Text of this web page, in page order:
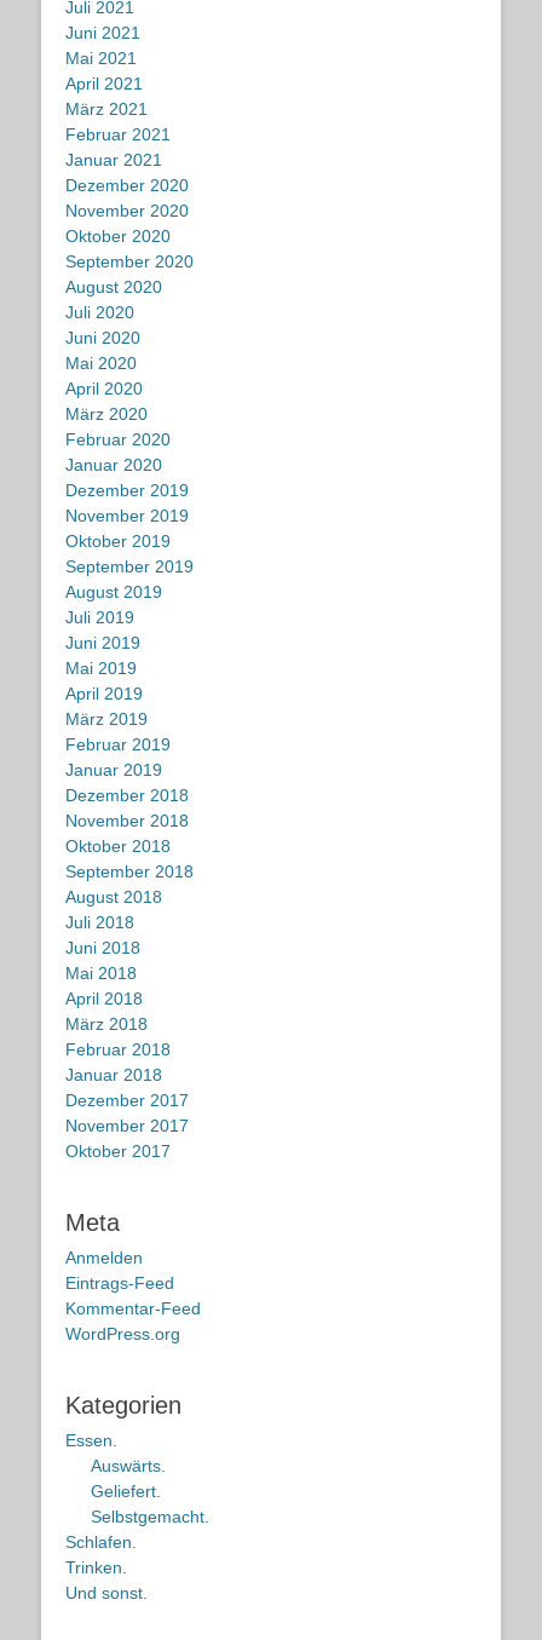
Juli 2021
Juni 2021
Mai 2021
April 2021
März 2021
Februar 2021
Januar 2021
Dezember 2020
November 2020
Oktober 2020
September 2020
August 2020
Juli 2020
Juni 2020
Mai 2020
April 2020
März 2020
Februar 2020
Januar 2020
Dezember 2019
November 2019
Oktober 2019
September 2019
August 2019
Juli 2019
Juni 2019
Mai 2019
April 2019
März 2019
Februar 2019
Januar 2019
Dezember 2018
November 2018
Oktober 2018
September 2018
August 2018
Juli 2018
Juni 2018
Mai 2018
April 2018
März 2018
Februar 2018
Januar 2018
Dezember 2017
November 2017
Oktober 2017
Meta
Anmelden
Eintrags-Feed
Kommentar-Feed
WordPress.org
Kategorien
Essen.
Auswärts.
Geliefert.
Selbstgemacht.
Schlafen.
Trinken.
Und sonst.